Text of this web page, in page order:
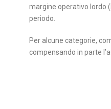
margine operativo lordo
periodo.
Per alcune categorie,
compensando in parte